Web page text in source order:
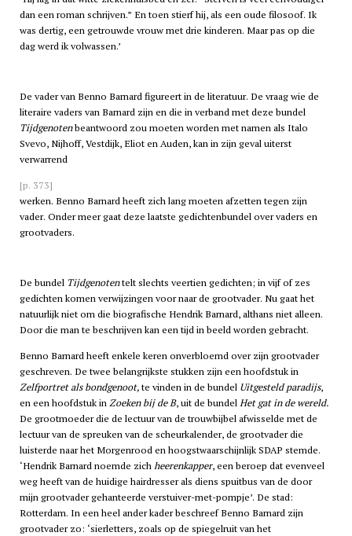
dan een roman schrijven.” En toen stierf hij, als een oude filosoof. Ik
was dertig, een getrouwde vrouw met drie kinderen. Maar pas op die
dag werd ik volwassen.’
De vader van Benno Barnard figureert in de literatuur. De vraag wie de
literaire vaders van Barnard zijn en die in verband met deze bundel
Tijdgenotenbeantwoord zou moeten worden met namen als Italo
Svevo, Nijhoff, Vestdijk, Eliot en Auden, kan in zijn geval uiterst
verwarrend
[p. 373]
werken. Benno Barnard heeft zich lang moeten afzetten tegen zijn
vader. Onder meer gaat deze laatste gedichtenbundel over vaders en
grootvaders.
De bundel Tijdgenotentelt slechts veertien gedichten; in vijf of zes
gedichten komen verwijzingen voor naar de grootvader. Nu gaat het
natuurlijk niet om die biografische Hendrik Barnard, althans niet alleen.
Door die man te beschrijven kan een tijd in beeld worden gebracht.
Benno Barnard heeft enkele keren onverbloemd over zijn grootvader
geschreven. De twee belangrijkste stukken zijn een hoofdstuk in
Zelfportret als bondgenoot,te vinden in de bundel Uitgesteld paradijs,
en een hoofdstuk inZoeken bij de B, uit de bundelHet gat in de wereld.
De grootmoeder die de lectuur van de trouwbijbel afwisselde met de
lectuur van de spreuken van de scheurkalender, de grootvader die
luisterde naar het Morgenrood en hoogstwaarschijnlijk SDAP stemde.
‘Hendrik Barnard noemde zichheerenkapper, een beroep dat evenveel
weg heeft van de huidige hairdresser als diens spuitbus van de door
mijn grootvader gehanteerde verstuiver-met-pompje’. De stad:
Rotterdam. In een heel ander kader beschreef Benno Barnard zijn
grootvader zo: ‘sierletters, zoals op de spiegelruit van het